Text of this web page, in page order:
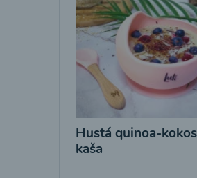
Hustá quinoa-
kaša